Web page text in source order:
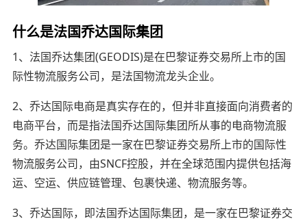
什么是法国乔达国际集团
1、法国乔达集团(GEODIS)是在巴黎证券交易所上市的国
际性物流服务公司，是法国物流龙头企业。
2、乔达国际电商是真实存在的，但并非直接面向消费者的
电商平台，而是指法国乔达国际集团所从事的电商物流服
务。乔达国际集团是一家在巴黎证券交易所上市的国际性
物流服务公司，由SNCF控股，并在全球范围内提供包括海
运、空运、供应链管理、包裹快递、物流服务等。
3、乔达国际，即法国乔达国际集团，是一家在巴黎证券交